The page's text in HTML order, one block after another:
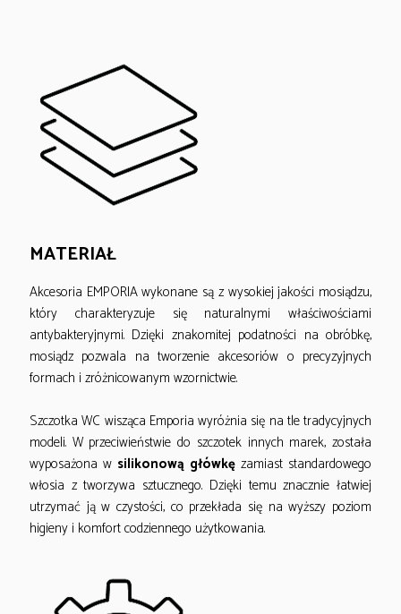
MATERIAŁ
Akcesoria EMPORIA wykonane są z wysokiej jakości mosiądzu,
który charakteryzuje się naturalnymi właściwościami
antybakteryjnymi. Dzięki znakomitej podatności na obróbkę,
mosiądz pozwala na tworzenie akcesoriów o precyzyjnych
formach i zróżnicowanym wzornictwie.
Szczotka WC wisząca Emporia wyróżnia się na tle tradycyjnych
modeli. W przeciwieństwie do szczotek innych marek, została
wyposażona w silikonową główkęzamiast standardowego
włosia z tworzywa sztucznego. Dzięki temu znacznie łatwiej
utrzymać ją w czystości, co przekłada się na wyższy poziom
higieny i komfort codziennego użytkowania.